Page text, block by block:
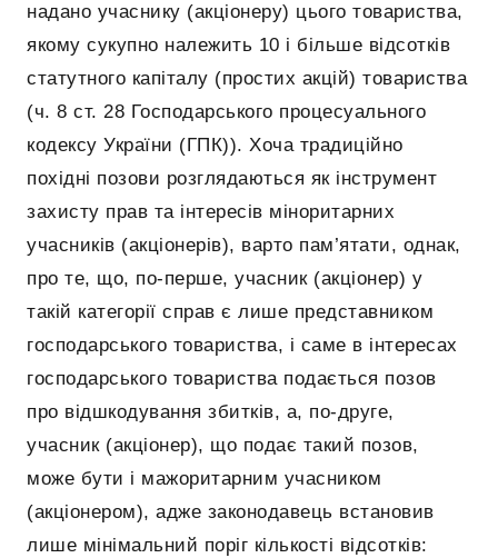
надано учаснику (акціонеру) цього товариства,
якому сукупно належить 10 і більше відсотків
статутного капіталу (простих акцій) товариства
(ч. 8 ст. 28 Господарського процесуального
кодексу України (ГПК)). Хоча традиційно
похідні позови розглядаються як інструмент
захисту прав та інтересів міноритарних
учасників (акціонерів), варто пам’ятати, однак,
про те, що, по-перше, учасник (акціонер) у
такій категорії справ є лише представником
господарського товариства, і саме в інтересах
господарського товариства подається позов
про відшкодування збитків, а, по-друге,
учасник (акціонер), що подає такий позов,
може бути і мажоритарним учасником
(акціонером), адже законодавець встановив
лише мінімальний поріг кількості відсотків: